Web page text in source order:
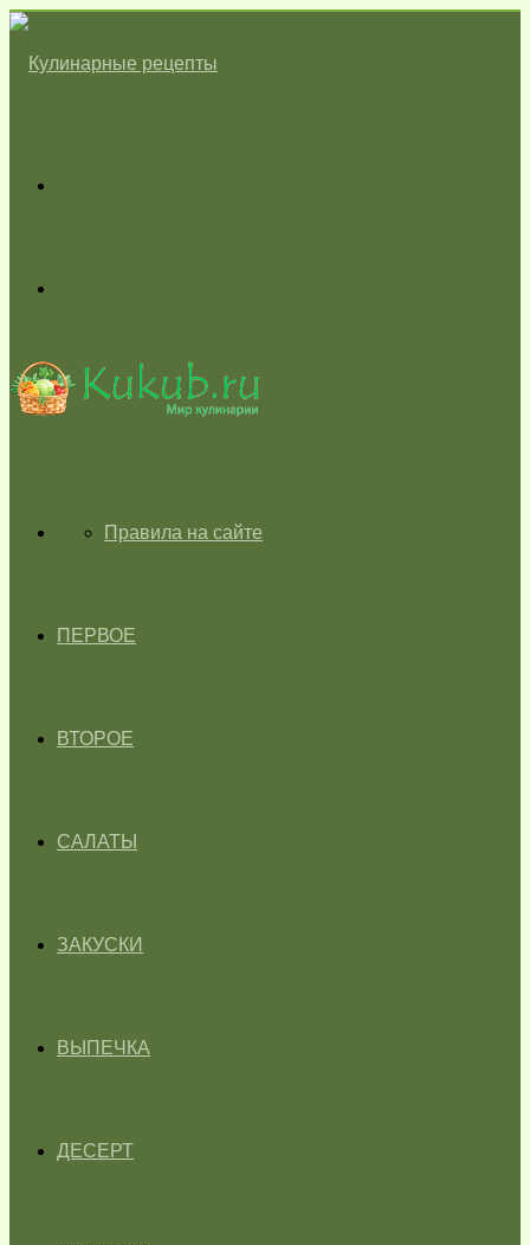
skin
ГЛАВНАЯПравила на сайте
ПЕРВОЕ
ВТОРОЕ
САЛАТЫ
ЗАКУСКИ
ВЫПЕЧКА
ДЕСЕРТ